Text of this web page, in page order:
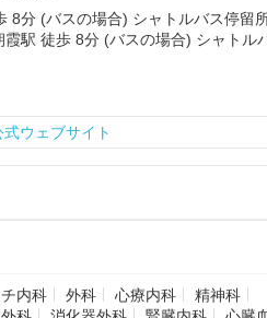
8分 (バスの場合) シャトルバス停留
駅 徒歩 8分 (バスの場合) シャトル
式ウェブサイト
内科 外科 心療内科
精神科